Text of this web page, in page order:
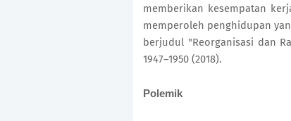
memberikan kesempatan
memperoleh penghidupan
berjudul "Reorganisasi dan
1947–1950 (2018).
Polemik